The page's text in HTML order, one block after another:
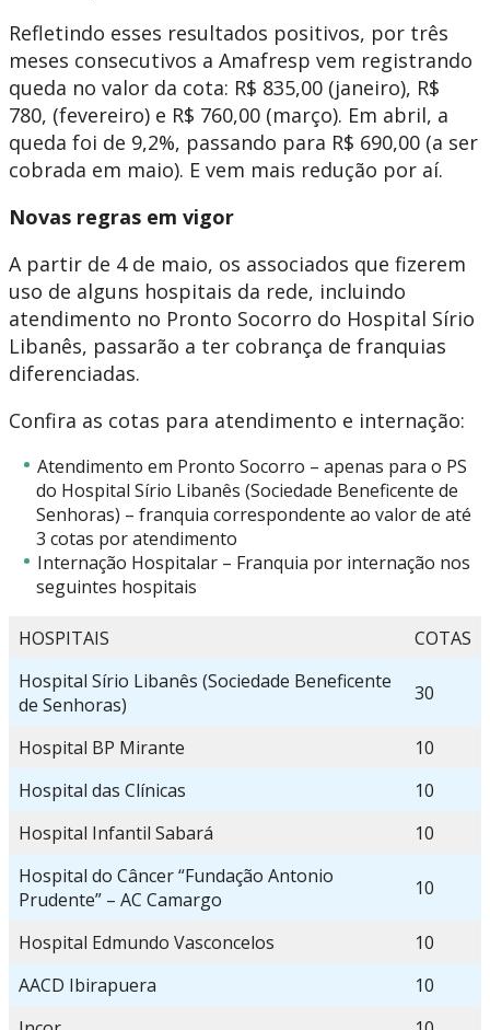
Refletindo esses resultados positivos, por três
meses consecutivos a Amafresp vem registrando
queda no valor da cota: R$ 835,00 (janeiro), R$
780, (fevereiro) e R$ 760,00 (março). Em abril, a
queda foi de 9,2%, passando para R$ 690,00 (a ser
cobrada em maio). E vem mais redução por aí.
Novas regras em vigor
A partir de 4 de maio, os associados que fizerem
uso de alguns hospitais da rede, incluindo
atendimento no Pronto Socorro do Hospital Sírio
Libanês, passarão a ter cobrança de franquias
diferenciadas.
Confira as cotas para atendimento e internação:
Atendimento em Pronto Socorro – apenas para o PS
do Hospital Sírio Libanês (Sociedade Beneficente de
Senhoras) – franquia correspondente ao valor de até
3 cotas por atendimento
Internação Hospitalar – Franquia por internação nos
seguintes hospitais
HOSPITAIS
COTAS
Hospital Sírio Libanês (Sociedade Beneficente
de Senhoras)
30
Hospital BP Mirante
10
Hospital das Clínicas
10
Hospital Infantil Sabará
10
Hospital do Câncer “Fundação Antonio
Prudente” – AC Camargo
10
Hospital Edmundo Vasconcelos
10
AACD Ibirapuera
10